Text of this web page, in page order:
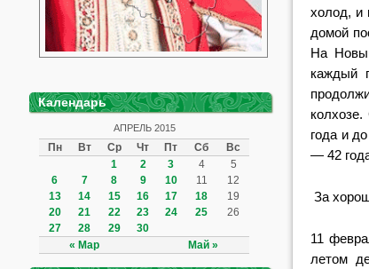
холод, и
домой
На
каждый
года и
— 42
За
11
летом
Календарь
АПРЕЛЬ 2015
Пн Вт Ср Чт Пт Сб Вс
« Мар Май »
1 2 3 4
5
6
7 8 9 10 11
12
13
14 15 16 17 18
19
20
21 22 23 24 25
26
27
28 29 30